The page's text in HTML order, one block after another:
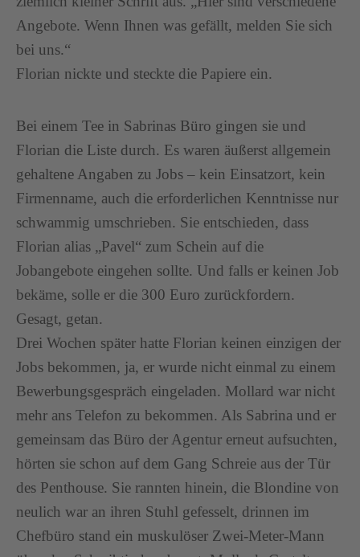
Angebote. Wenn Ihnen was gefällt, melden Sie sich
bei uns.“
Florian nickte und steckte die Papiere ein.
Bei einem Tee in Sabrinas Büro gingen sie und
Florian die Liste durch. Es waren äußerst allgemein
gehaltene Angaben zu Jobs – kein Einsatzort, kein
Firmenname, auch die erforderlichen Kenntnisse nur
schwammig umschrieben. Sie entschieden, dass
Florian alias „Pavel“ zum Schein auf die
Jobangebote eingehen sollte. Und falls er keinen Job
bekäme, solle er die 300 Euro zurückfordern.
Gesagt, getan.
Drei Wochen später hatte Florian keinen einzigen der
Jobs bekommen, ja, er wurde nicht einmal zu einem
Bewerbungsgespräch eingeladen. Mollard war nicht
mehr ans Telefon zu bekommen. Als Sabrina und er
gemeinsam das Büro der Agentur erneut aufsuchten,
hörten sie schon auf dem Gang Schreie aus der Tür
des Penthouse. Sie rannten hinein, die Blondine von
neulich war an ihren Stuhl gefesselt, drinnen im
Chefbüro stand ein muskulöser Zwei-Meter-Mann